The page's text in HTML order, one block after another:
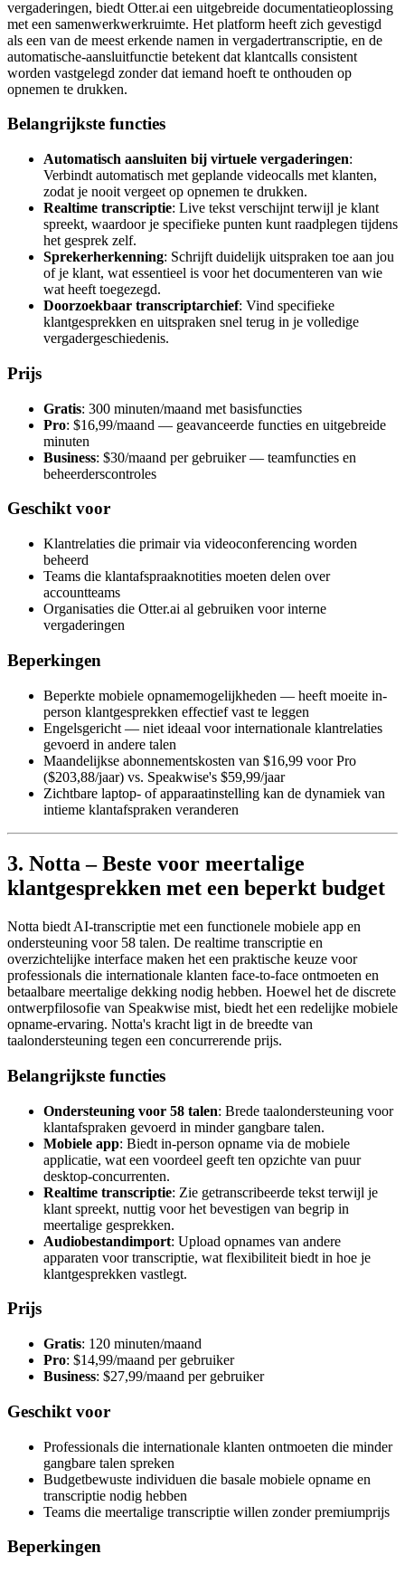
vergaderingen, biedt Otter.ai een uitgebreide documentatieoplossing
met een samenwerkwerkruimte. Het platform heeft zich gevestigd
als een van de meest erkende namen in vergadertranscriptie, en de
automatische-aansluitfunctie betekent dat klantcalls consistent
worden vastgelegd zonder dat iemand hoeft te onthouden op
opnemen te drukken.
Belangrijkste functies
Automatisch aansluiten bij virtuele vergaderingen:
Verbindt automatisch met geplande videocalls met klanten,
zodat je nooit vergeet op opnemen te drukken.
Realtime transcriptie: Live tekst verschijnt terwijl je klant
spreekt, waardoor je specifieke punten kunt raadplegen tijdens
het gesprek zelf.
Sprekerherkenning: Schrijft duidelijk uitspraken toe aan jou
of je klant, wat essentieel is voor het documenteren van wie
wat heeft toegezegd.
Doorzoekbaar transcriptarchief: Vind specifieke
klantgesprekken en uitspraken snel terug in je volledige
vergadergeschiedenis.
Prijs
Gratis: 300 minuten/maand met basisfuncties
Pro: $16,99/maand — geavanceerde functies en uitgebreide
minuten
Business: $30/maand per gebruiker — teamfuncties en
beheerderscontroles
Geschikt voor
Klantrelaties die primair via videoconferencing worden
beheerd
Teams die klantafspraaknotities moeten delen over
accountteams
Organisaties die Otter.ai al gebruiken voor interne
vergaderingen
Beperkingen
Beperkte mobiele opnamemogelijkheden — heeft moeite in-
person klantgesprekken effectief vast te leggen
Engelsgericht — niet ideaal voor internationale klantrelaties
gevoerd in andere talen
Maandelijkse abonnementskosten van $16,99 voor Pro
($203,88/jaar) vs. Speakwise's $59,99/jaar
Zichtbare laptop- of apparaatinstelling kan de dynamiek van
intieme klantafspraken veranderen
3. Notta – Beste voor meertalige
klantgesprekken met een beperkt budget
Notta biedt AI-transcriptie met een functionele mobiele app en
ondersteuning voor 58 talen. De realtime transcriptie en
overzichtelijke interface maken het een praktische keuze voor
professionals die internationale klanten face-to-face ontmoeten en
betaalbare meertalige dekking nodig hebben. Hoewel het de discrete
ontwerpfilosofie van Speakwise mist, biedt het een redelijke mobiele
opname-ervaring. Notta's kracht ligt in de breedte van
taalondersteuning tegen een concurrerende prijs.
Belangrijkste functies
Ondersteuning voor 58 talen: Brede taalondersteuning voor
klantafspraken gevoerd in minder gangbare talen.
Mobiele app: Biedt in-person opname via de mobiele
applicatie, wat een voordeel geeft ten opzichte van puur
desktop-concurrenten.
Realtime transcriptie: Zie getranscribeerde tekst terwijl je
klant spreekt, nuttig voor het bevestigen van begrip in
meertalige gesprekken.
Audiobestandimport: Upload opnames van andere
apparaten voor transcriptie, wat flexibiliteit biedt in hoe je
klantgesprekken vastlegt.
Prijs
Gratis: 120 minuten/maand
Pro: $14,99/maand per gebruiker
Business: $27,99/maand per gebruiker
Geschikt voor
Professionals die internationale klanten ontmoeten die minder
gangbare talen spreken
Budgetbewuste individuen die basale mobiele opname en
transcriptie nodig hebben
Teams die meertalige transcriptie willen zonder premiumprijs
Beperkingen